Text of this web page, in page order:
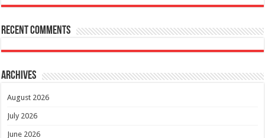
Recent Comments
Archives
August 2026
July 2026
June 2026